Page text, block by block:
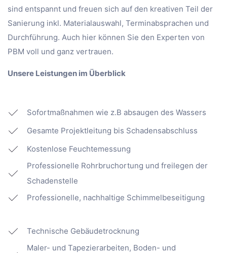
sind entspannt und freuen sich auf den kreativen Teil der
Sanierung inkl. Materialauswahl, Terminabsprachen und
Durchführung. Auch hier können Sie den Experten von
PBM voll und ganz vertrauen.
Unsere Leistungen im Überblick
Sofortmaßnahmen wie z.B absaugen des Wassers
Gesamte Projektleitung bis Schadensabschluss
Kostenlose Feuchtemessung
Professionelle Rohrbruchortung und freilegen der
Schadenstelle
Professionelle, nachhaltige Schimmelbeseitigung
Technische Gebäudetrocknung
Maler- und Tapezierarbeiten, Boden- und